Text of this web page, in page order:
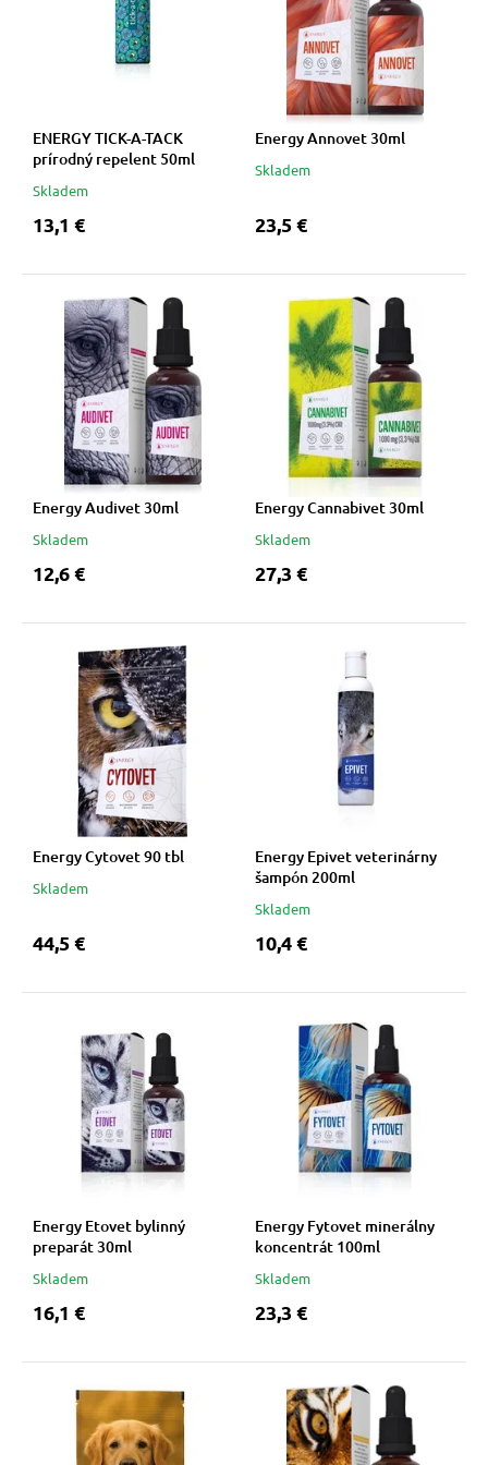
so psom
poukazy
podložky
poukazy
ENERGY TICK-A-TACK
prírodný repelent 50ml
Skladem
13,1 €
Energy Annovet 30ml
Skladem
23,5 €
Energy Audivet 30ml
Skladem
12,6 €
Energy Cannabivet 30ml
Skladem
27,3 €
Energy Cytovet 90 tbl
Skladem
44,5 €
Energy Epivet veterinárny
šampón 200ml
Skladem
10,4 €
Energy Etovet bylinný
preparát 30ml
Skladem
16,1 €
Energy Fytovet minerálny
koncentrát 100ml
Skladem
23,3 €